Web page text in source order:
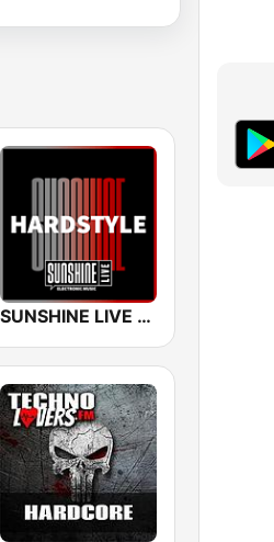
SUNSHINE LIVE - Hardstyle